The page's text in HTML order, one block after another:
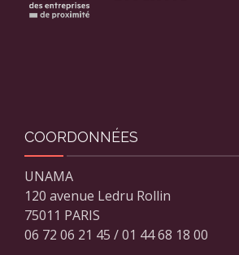
COORDONNÉES
UNAMA
120 avenue Ledru Rollin
75011 PARIS
06 72 06 21 45 / 01 44 68 18 00